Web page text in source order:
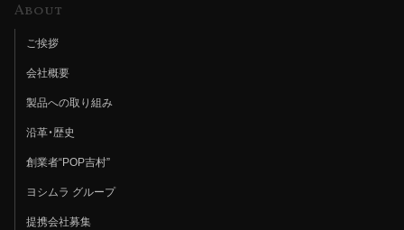
About
ご挨拶
会社概要
製品への取り組み
沿革・歴史
創業者“POP吉村”
ヨシムラ グループ
提携会社募集